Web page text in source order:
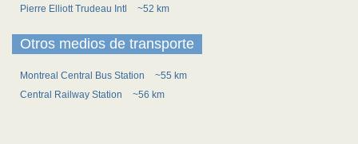
Pierre Elliott Trudeau Intl
~52 km
Otros medios de transporte
Montreal Central Bus Station
~55 km
Central Railway Station
~56 km